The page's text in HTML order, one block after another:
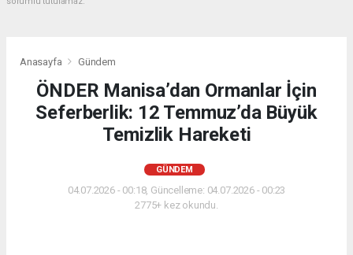
Anasayfa Gündem
ÖNDER Manisa’dan Ormanlar İçin
Seferberlik: 12 Temmuz’da Büyük
Temizlik Hareketi
GÜNDEM
04.07.2026 - 00:18, Güncelleme: 04.07.2026 - 00:23
2775+ kez okundu.